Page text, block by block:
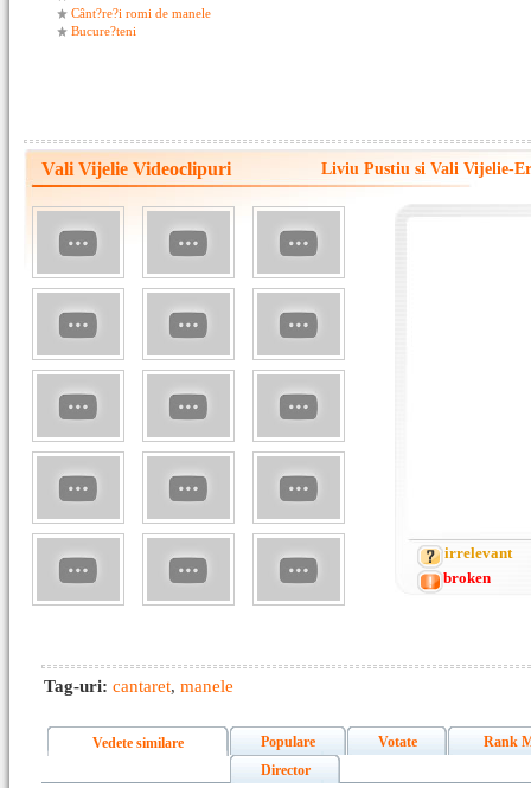
Cânt?re?i romi de manele
Bucure?teni
Vali Vijelie Videoclipuri Liviu Pustiu si Vali Vijelie-
irrelevant
broken
Tag-uri: cantaret, manele
Vedete similare Populare Votate
Rank
Director